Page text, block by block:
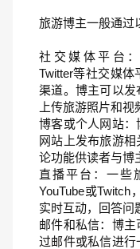
旅游博主一般通过
社交媒体平台：
Twitter等社交媒
渠道。博主可以发
上传旅游照片和视
博客或个人网站：
网站上发布旅游
论功能供读者与博
直播平台：一些
YouTube或Twitch
实时互动，回答问
邮件和私信：博
过邮件或私信进行